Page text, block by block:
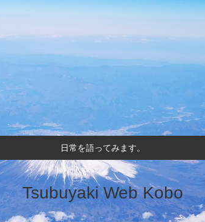
日常を語ってみます。
Tsubuyaki Web Kobo